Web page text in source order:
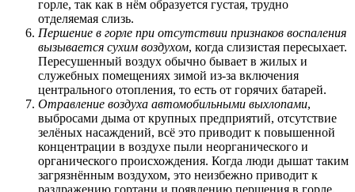
горле, так как в нём образуется густая, трудно
отделяемая слизь.
Першение в горле при отсутствии признаков воспаления
вызывается сухим воздухом, когда слизистая пересыхает.
Пересушенный воздух обычно бывает в жилых и
служебных помещениях зимой из-за включения
центрального отопления, то есть от горячих батарей.
Отравление воздуха автомобильными выхлопами,
выбросами дыма от крупных предприятий, отсутствие
зелёных насаждений, всё это приводит к повышенной
концентрации в воздухе пыли неорганического и
органического происхождения. Когда люди дышат таким
загрязнённым воздухом, это неизбежно приводит к
раздражению гортани и появлению першения в горле.